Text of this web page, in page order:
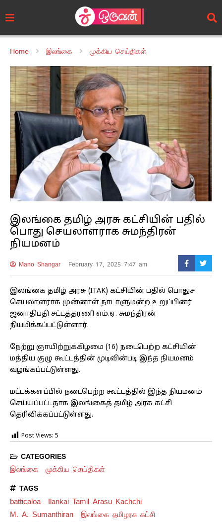
Home இலங்கை முக்கிய செய்திகள்
இலங்கை தமிழ் அரசு கட்சியின் பதில்
பொது செயலாளராக சுமந்திரன்
நியமனம்
Mano Shangar February 17, 2025 7:47 am
இலங்கை தமிழ் அரசு (ITAK) கட்சியின் பதில் பொதுச்
செயலாளராக முன்னாள் நாடாளுமன்ற உறுப்பினர்
ஜனாதிபதி சட்டத்தரணி எம்.ஏ. சுமந்திரன்
நியமிக்கப்பட்டுள்ளார்.
நேற்று ஞாயிற்றுக்கிழமை (16) நடைபெற்ற கட்சியின்
மத்திய குழு கூட்டத்தின் முடிவின்படி இந்த நியமனம்
வழங்கப்பட்டுள்ளது.
மட்டக்களப்பில் நடைபெற்ற கூட்டத்தில் இந்த நியமனம்
செய்யப்பட்டதாக இலங்கைத் தமிழ் அரசு கட்சி
தெரிவிக்கப்பட்டுள்ளது.
Post Views: 5
CATEGORIES
இலங்கை முக்கிய செய்திகள்
TAGS
batticaloa
Ilankai Tamil Arasu Kachchi
M. A. Sumanthiran
இலங்கை தமிழரசு கட்சி